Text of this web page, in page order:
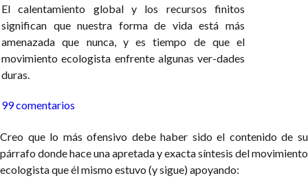
El calentamiento global y los recursos finitos
significan que nuestra forma de vida está más
amenazada que nunca, y es tiempo de que el
movimiento ecologista enfrente algunas ver-dades
duras.
99 comentarios
Creo que lo más ofensivo debe haber sido el contenido de su
párrafo donde hace una apretada y exacta síntesis del movimiento
ecologista que él mismo estuvo (y sigue) apoyando: